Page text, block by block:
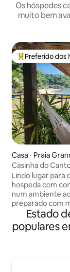
Os hóspedes
muito bem
Entre os
Preferido dos
Casa ⋅ Praia
Casinha do
pé na areia!
Lindo lugar para
hospeda com
num ambiente
preparado com
02 quartos
e o outro, duas
podendo virar
Estado
populares